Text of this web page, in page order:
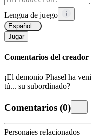
Lengua de juego
Español
Jugar
Comentarios del creador
¡El demonio Phasel ha
tú... su subordinado?
Comentarios (0)
Personajes relacionados